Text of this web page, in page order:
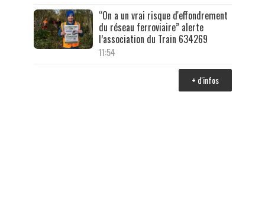
“On a un vrai risque d'effondrement
du réseau ferroviaire” alerte
l’association du Train 634269
11:54
+ d'infos